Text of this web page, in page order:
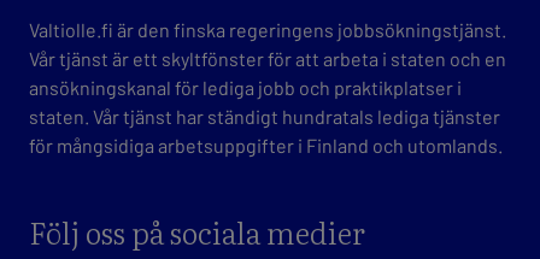
Valtiolle.fi är den finska regeringens jobbsökningstjänst.
Vår tjänst är ett skyltfönster för att arbeta i staten och en
ansökningskanal för lediga jobb och praktikplatser i
staten. Vår tjänst har ständigt hundratals lediga tjänster
för mångsidiga arbetsuppgifter i Finland och utomlands.
Följ oss på sociala medier